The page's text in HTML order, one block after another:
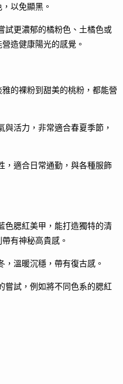
以免顯黑。
試更濃郁的橘粉色、土橘色或
造健康陽光的感覺。
雅的裸粉到甜美的桃粉，都能營
與活力，非常適合春夏季節，
，適合日常通勤，與各種服飾
色腮紅美甲，能打造獨特的清
有神秘高貴感。
，溫暖沉穩，帶有復古感。
嘗試，例如將不同色系的腮紅